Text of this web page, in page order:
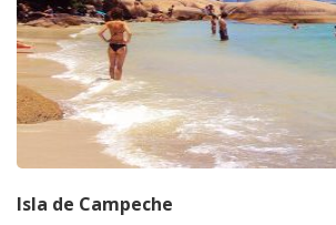
Isla de Campeche